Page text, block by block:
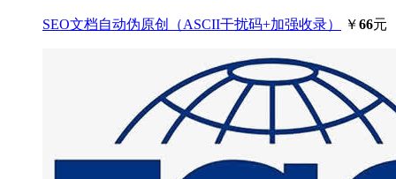
SEO文档自动伪原创（ASCII干扰码+加强收录） ￥66元